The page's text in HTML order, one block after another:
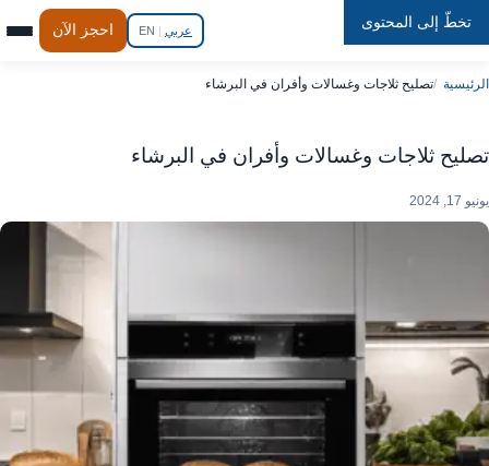
تخطّ إلى المحتوى
RepairIn Home عربي |
EN احجز الآن
الرئيسية تصليح ثلاجات وغسالات وأفران في البرشاء
تصليح ثلاجات وغسالات وأفران في البرشاء
يونيو 17, 2024